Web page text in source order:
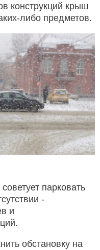
конструкций крыш
либо предметов.
парковать
-
и
обстановку на